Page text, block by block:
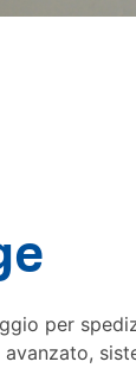
per